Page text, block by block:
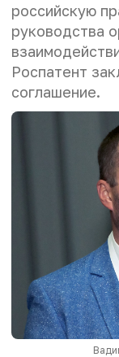
российскую
руководства
Роспатент
соглашение.